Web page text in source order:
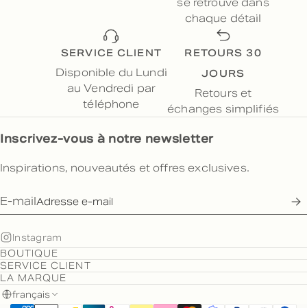
se retrouve dans
chaque détail
SERVICE CLIENT
Disponible du Lundi
au Vendredi par
téléphone
RETOURS 30
JOURS
Retours et
échanges simplifiés
Inscrivez-vous à notre newsletter
Inspirations, nouveautés et offres exclusives.
E-mail
Instagram
BOUTIQUE
SERVICE CLIENT
LA MARQUE
français